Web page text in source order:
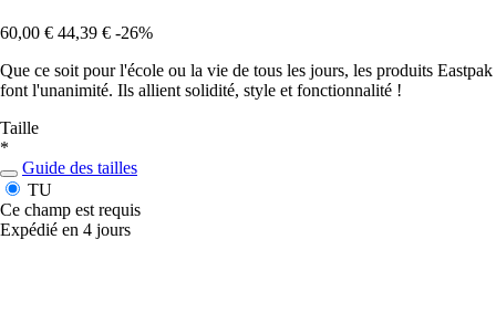
60,00 € 44,39 € -26%
Que ce soit pour l'école ou la vie de tous les jours, les produits Eastpak
font l'unanimité. Ils allient solidité, style et fonctionnalité !
Taille
*
Guide des tailles
TU
Ce champ est requis
Expédié en 4 jours